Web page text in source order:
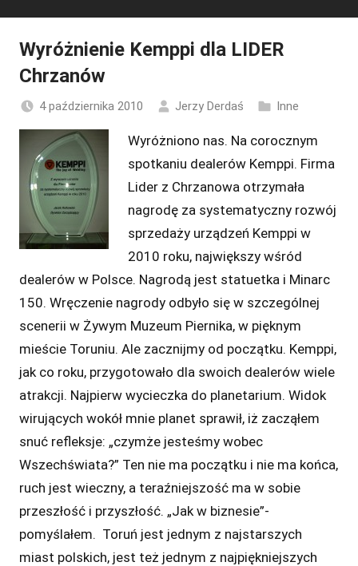
Wyróżnienie Kemppi dla LIDER
Chrzanów
4 października 2010 Jerzy Derdaś Inne
Wyróżniono nas. Na corocznym
spotkaniu dealerów Kemppi. Firma
Lider z Chrzanowa otrzymała
nagrodę za systematyczny rozwój
sprzedaży urządzeń Kemppi w
2010 roku, największy wśród
dealerów w Polsce. Nagrodą jest statuetka i Minarc
150. Wręczenie nagrody odbyło się w szczególnej
scenerii w Żywym Muzeum Piernika, w pięknym
mieście Toruniu. Ale zacznijmy od początku. Kemppi,
jak co roku, przygotowało dla swoich dealerów wiele
atrakcji. Najpierw wycieczka do planetarium. Widok
wirujących wokół mnie planet sprawił, iż zacząłem
snuć refleksje: „czymże jesteśmy wobec
Wszechświata?” Ten nie ma początku i nie ma końca,
ruch jest wieczny, a teraźniejszość ma w sobie
przeszłość i przyszłość. „Jak w biznesie”-
pomyślałem. Toruń jest jednym z najstarszych
miast polskich, jest też jednym z najpiękniejszych